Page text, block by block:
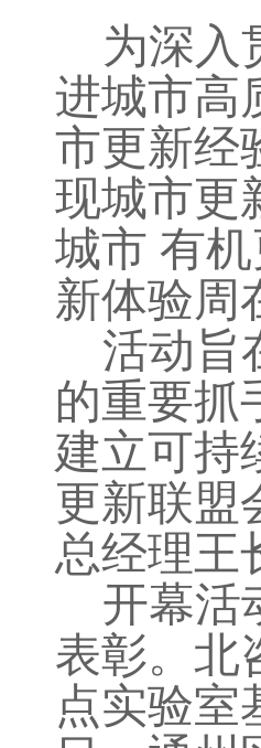
为深入
进城市高
市更新经
现城市更
城市 有
新体验周
活动旨
的重要抓
建立可持
更新联盟
总经理王
开幕活
表彰。北
点实验室